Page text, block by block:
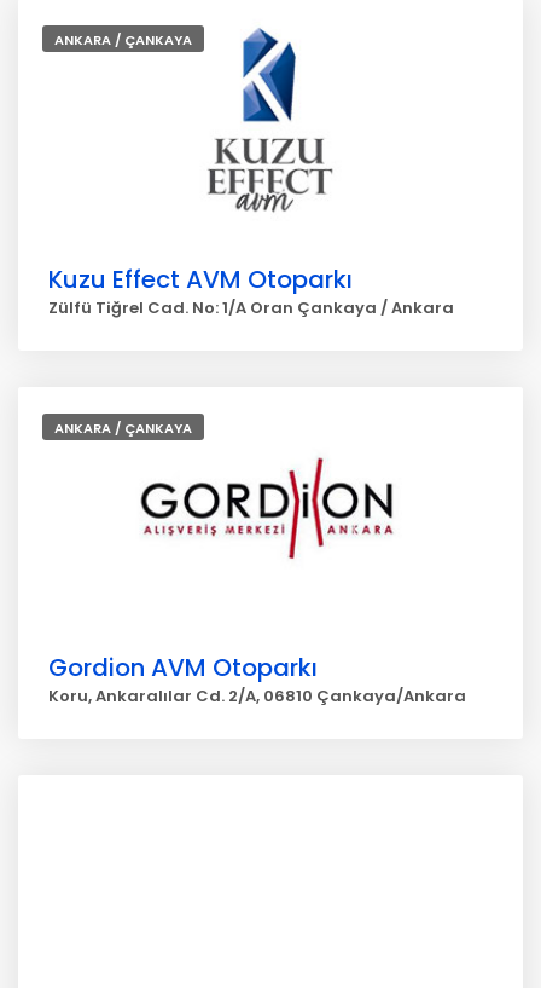
ANKARA / ÇANKAYA
Kuzu Effect AVM Otoparkı
Zülfü Tiğrel Cad. No: 1/A Oran Çankaya / Ankara
ANKARA / ÇANKAYA
Gordion AVM Otoparkı
Koru, Ankaralılar Cd. 2/A, 06810 Çankaya/Ankara